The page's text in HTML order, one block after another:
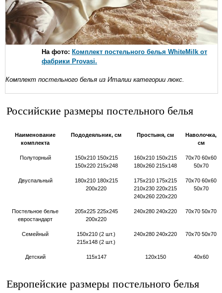
На фото: Комплект постельного белья WhiteMilk от
фабрики Provasi.
Комплект постельного белья из Италии категории люкс.
Российские размеры постельного белья
Наименование
комплекта
Пододеяльник, см Простыня, см
Наволочка,
см
Полуторный
150х210 150х215
150х220 215х248
160х210 150х215
180х260 215х148
70х70 60х60
50х70
Двуспальный
180х210 180х215
200х220
175х210 175х215
210х230 220х215
240х260 220х220
70х70 60х60
50х70
Постельное белье
евростандарт
205х225 225х245
200х220
240х280 240х220 70х70 50х70
Семейный
150х210 (2 шт.)
215х148 (2 шт.)
240х280 240х220 70х70 50х70
Детский 115х147 120х150 40х60
Европейские размеры постельного белья